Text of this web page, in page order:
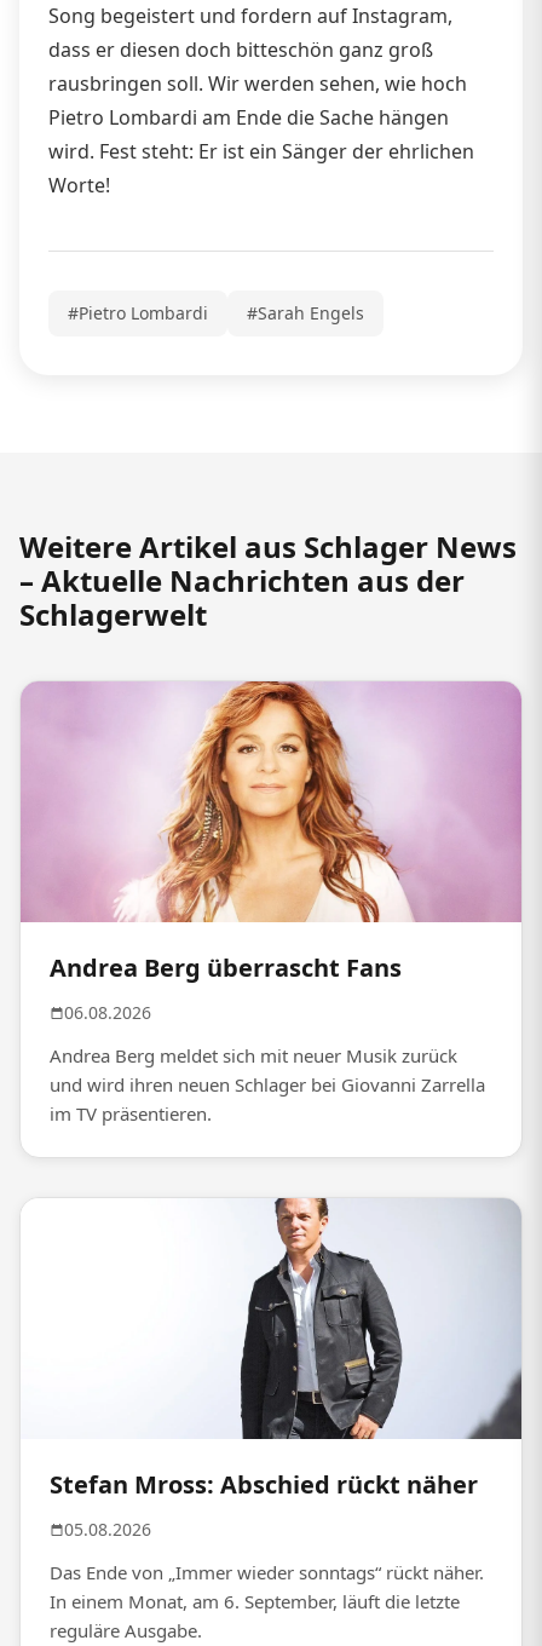
Song begeistert und fordern auf Instagram,
dass er diesen doch bitteschön ganz groß
rausbringen soll. Wir werden sehen, wie hoch
Pietro Lombardi am Ende die Sache hängen
wird. Fest steht: Er ist ein Sänger der ehrlichen
Worte!
#Pietro Lombardi #Sarah Engels
Weitere Artikel aus Schlager News
– Aktuelle Nachrichten aus der
Schlagerwelt
Andrea Berg überrascht Fans
06.08.2026
Andrea Berg meldet sich mit neuer Musik zurück
und wird ihren neuen Schlager bei Giovanni Zarrella
im TV präsentieren.
Stefan Mross: Abschied rückt näher
05.08.2026
Das Ende von „Immer wieder sonntags“ rückt näher.
In einem Monat, am 6. September, läuft die letzte
reguläre Ausgabe.